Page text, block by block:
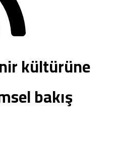
kültürüne
bakış